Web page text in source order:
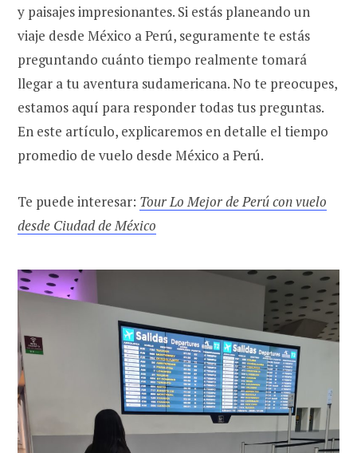
y paisajes impresionantes. Si estás planeando un
viaje desde México a Perú, seguramente te estás
preguntando cuánto tiempo realmente tomará
llegar a tu aventura sudamericana. No te preocupes,
estamos aquí para responder todas tus preguntas.
En este artículo, explicaremos en detalle el tiempo
promedio de vuelo desde México a Perú.
Te puede interesar: Tour Lo Mejor de Perú con vuelo
desde Ciudad de México